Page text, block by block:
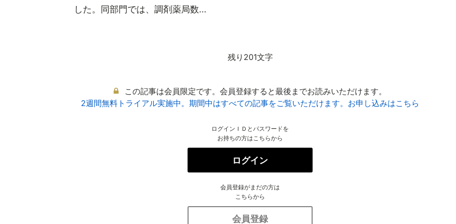
した。同部門では、調剤薬局数...
残り201文字
この記事は会員限定です。会員登録すると最後までお読みいただけます。
2週間無料トライアル実施中。期間中はすべての記事をご覧いただけます。お申し込みはこちら
ログインＩＤとパスワードを
お持ちの方はこちらから
ログイン
会員登録がまだの方は
こちらから
会員登録